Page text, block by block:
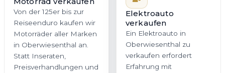
Von der 125er bis zur
Reiseenduro kaufen wir
Motorräder aller Marken
in Oberwiesenthal an.
Statt Inseraten,
Preisverhandlungen und
Elektroauto
verkaufen
Ein Elektroauto in
Oberwiesenthal zu
verkaufen erfordert
Erfahrung mit